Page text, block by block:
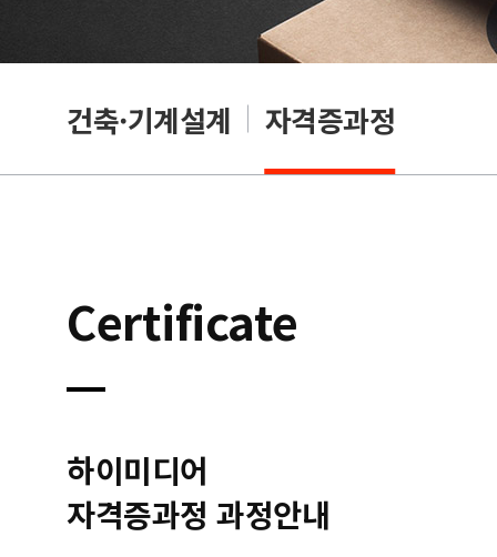
건축·기계설계 자격증과정
Certificate
하이미디어
자격증과정 과정안내